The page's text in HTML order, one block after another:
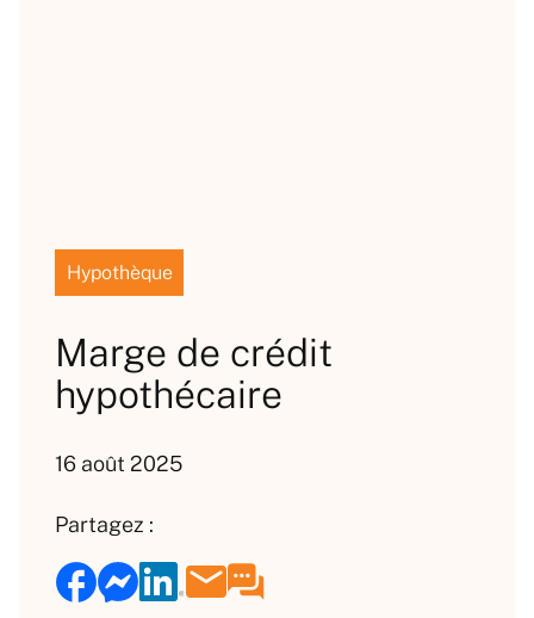
Hypothèque
Marge de crédit
hypothécaire
16 août 2025
Partagez :